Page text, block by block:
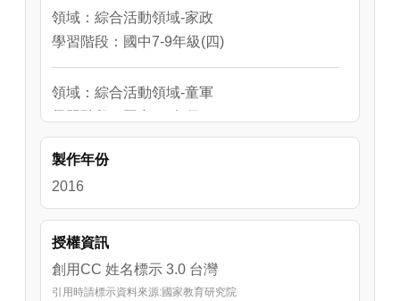
領域：綜合活動領域-家政
學習階段：國中7-9年級(四)
領域：綜合活動領域-童軍
製作年份
2016
授權資訊
創用CC 姓名標示 3.0 台灣
引用時請標示資料來源:國家教育研究院